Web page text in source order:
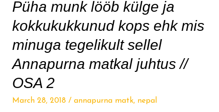
Püha munk lööb külge ja
kokkukukkunud kops ehk mis
minuga tegelikult sellel
Annapurna matkal juhtus //
OSA 2
March 28, 2018/ annapurna matk, nepal